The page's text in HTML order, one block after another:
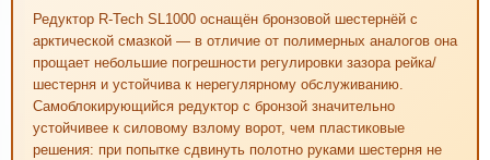
Редуктор R-Tech SL1000 оснащён бронзовой шестернёй с
арктической смазкой — в отличие от полимерных аналогов она
прощает небольшие погрешности регулировки зазора рейка/
шестерня и устойчива к нерегулярному обслуживанию.
Самоблокирующийся редуктор с бронзой значительно
устойчивее к силовому взлому ворот, чем пластиковые
решения: при попытке сдвинуть полотно руками шестерня не